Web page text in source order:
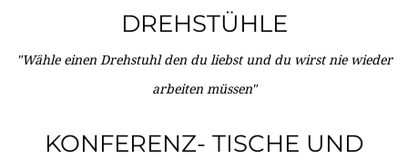
DREHSTÜHLE
"Wähle einen Drehstuhl den du liebst und du wirst nie wieder
arbeiten müssen"
KONFERENZ- TISCHE UND